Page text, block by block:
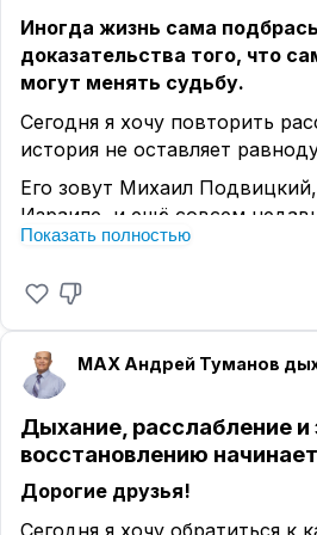
Иногда жизнь сама
доказательства того, что
могут менять судьбу.
Сегодня я хочу повторить
история не оставляет
Его зовут Михаил
Израиле, и ещё совсем
похожа не на жизнь, а на
Я попросил его кратко
и публикую её с его
История Михаила
«К 39 годам у меня был уже
список диагнозов и лекарств.
Сердечный приступ.
артерий, ведущих к сердцу.
Показать полностью
Дыхание, расслабление и
восстановлению
Дорогие друзья!
Сегодня я хочу обратиться к